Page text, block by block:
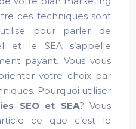
ces techniques sont
pour parler de
et le SEA s’appelle
payant. Vous vous
votre choix par
Pourquoi utiliser
SEO et SEA? Vous
ce que c’est le